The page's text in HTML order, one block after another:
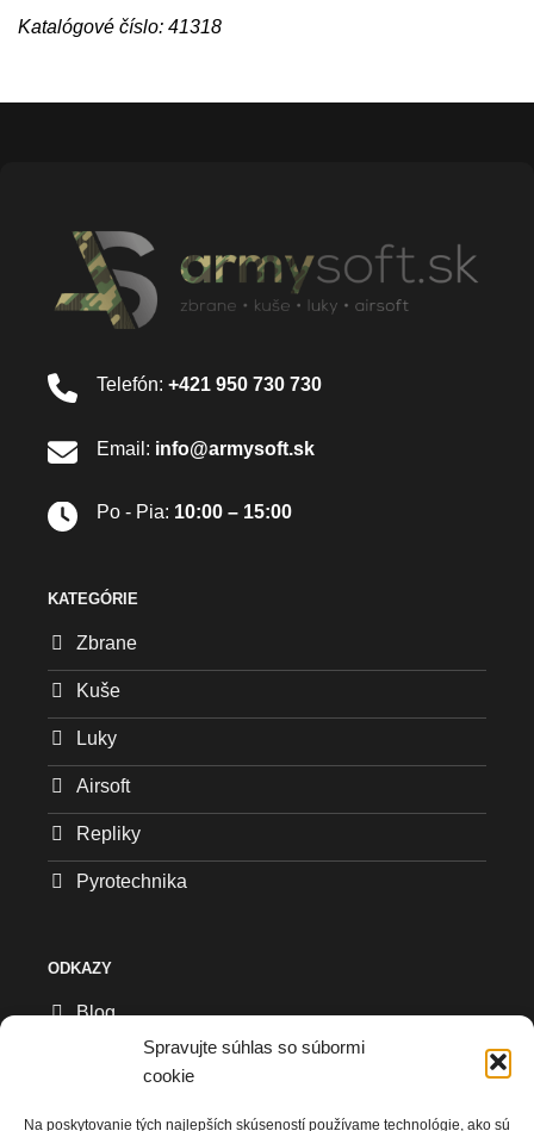
Spravujte súhlas so súbormi
cookie
Na poskytovanie tých najlepších skúseností používame technológie, ako sú
Katalógové číslo: 41318
Telefón: +421 950 730 730
Email: info@armysoft.sk
Po - Pia: 10:00 – 15:00
KATEGÓRIE
Zbrane
Kuše
Luky
Airsoft
Repliky
Pyrotechnika
ODKAZY
Blog
Všeobecné obchodné podmienky